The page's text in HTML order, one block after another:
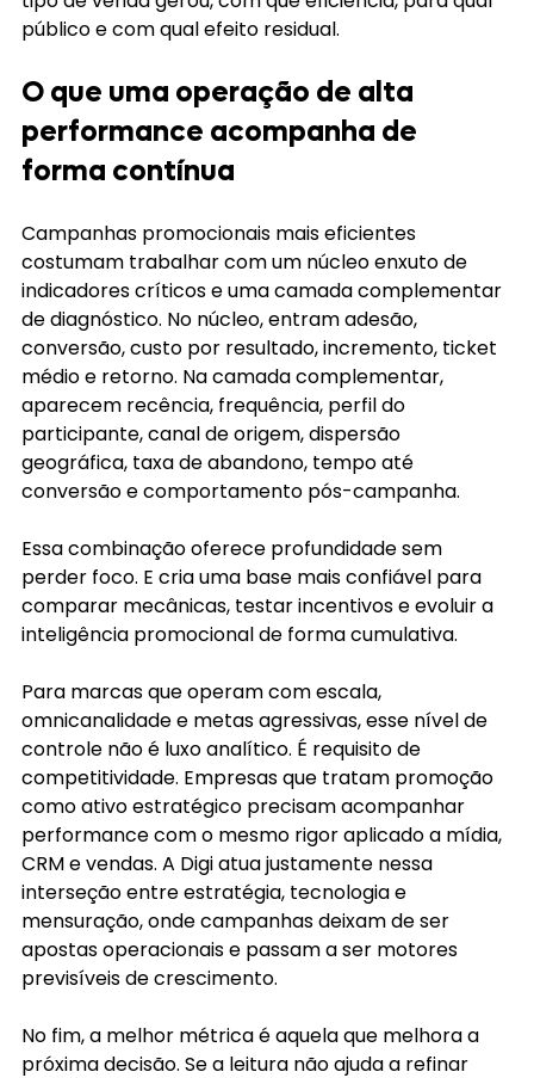
público e com qual efeito residual.
O que uma operação de alta
performance acompanha de
forma contínua
Campanhas promocionais mais eficientes
costumam trabalhar com um núcleo enxuto de
indicadores críticos e uma camada complementar
de diagnóstico. No núcleo, entram adesão,
conversão, custo por resultado, incremento, ticket
médio e retorno. Na camada complementar,
aparecem recência, frequência, perfil do
participante, canal de origem, dispersão
geográfica, taxa de abandono, tempo até
conversão e comportamento pós-campanha.
Essa combinação oferece profundidade sem
perder foco. E cria uma base mais confiável para
comparar mecânicas, testar incentivos e evoluir a
inteligência promocional de forma cumulativa.
Para marcas que operam com escala,
omnicanalidade e metas agressivas, esse nível de
controle não é luxo analítico. É requisito de
competitividade. Empresas que tratam promoção
como ativo estratégico precisam acompanhar
performance com o mesmo rigor aplicado a mídia,
CRM e vendas. A Digi atua justamente nessa
interseção entre estratégia, tecnologia e
mensuração, onde campanhas deixam de ser
apostas operacionais e passam a ser motores
previsíveis de crescimento.
No fim, a melhor métrica é aquela que melhora a
próxima decisão. Se a leitura não ajuda a refinar